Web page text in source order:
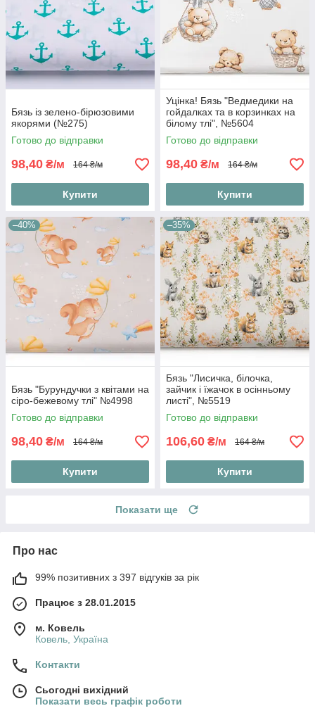
Бязь із зелено-бірюзовими
якорями (№275)
Готово до відправки
98,40 ₴/м 164 ₴/м
Купити
Уцінка! Бязь "Ведмедики на
гойдалках та в корзинках на
білому тлі", №5604
Готово до відправки
98,40 ₴/м 164 ₴/м
Купити
–40%
Бязь "Бурундучки з квітами на
сіро-бежевому тлі" №4998
Готово до відправки
98,40 ₴/м 164 ₴/м
Купити
–35%
Бязь "Лисичка, білочка,
зайчик і їжачок в осінньому
листі", №5519
Готово до відправки
106,60 ₴/м 164 ₴/м
Купити
Показати ще
Про нас
99% позитивних з 397 відгуків за рік
Працює з 28.01.2015
м. Ковель
Ковель, Україна
Контакти
Сьогодні вихідний
Показати весь графік роботи